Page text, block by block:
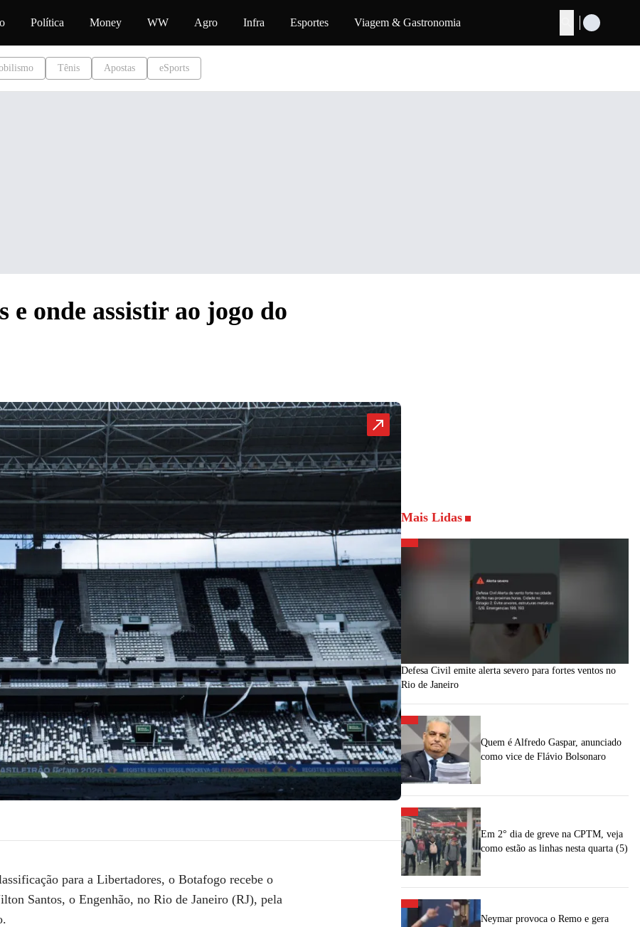
Buscar
Política Money WW Agro Infra Esportes Viagem & Gastronomia
Tênis Apostas eSports
e onde assistir ao jogo do
para a Libertadores, o Botafogo recebe o
Santos, o Engenhão, no Rio de Janeiro (RJ), pela
Mais Lidas
Defesa Civil emite alerta severo para fortes ventos no
Rio de Janeiro
Quem é Alfredo Gaspar, anunciado
como vice de Flávio Bolsonaro
Em 2° dia de greve na CPTM, veja
como estão as linhas nesta quarta (5)
Neymar provoca o Remo e gera